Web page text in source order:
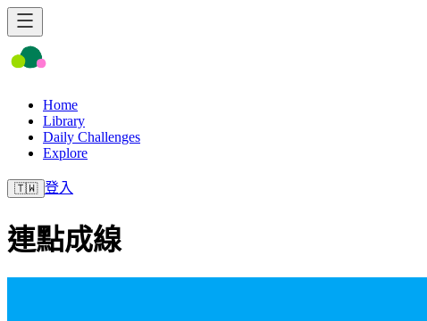
Home
Library
Daily Challenges
Explore
🇹🇼 登入
連點成線